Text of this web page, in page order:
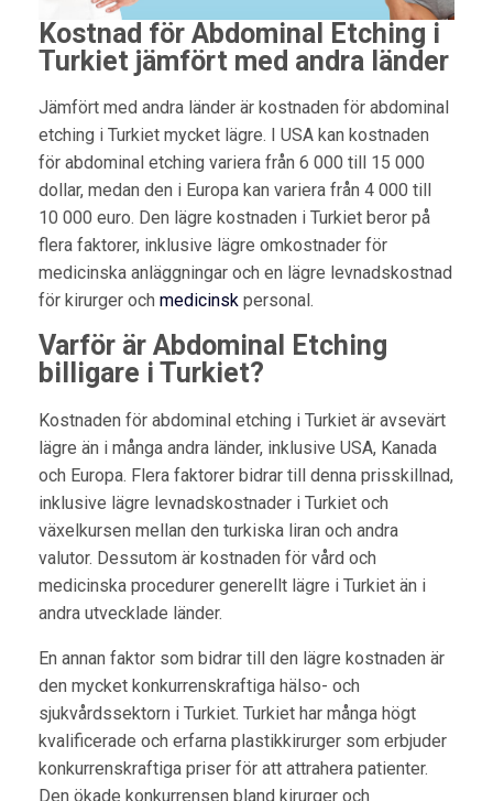
Kostnad för Abdominal Etching i
Turkiet jämfört med andra länder
Jämfört med andra länder är kostnaden för abdominal
etching i Turkiet mycket lägre. I USA kan kostnaden
för abdominal etching variera från 6 000 till 15 000
dollar, medan den i Europa kan variera från 4 000 till
10 000 euro. Den lägre kostnaden i Turkiet beror på
flera faktorer, inklusive lägre omkostnader för
medicinska anläggningar och en lägre levnadskostnad
för kirurger och medicinskpersonal.
Varför är Abdominal Etching
billigare i Turkiet?
Kostnaden för abdominal etching i Turkiet är avsevärt
lägre än i många andra länder, inklusive USA, Kanada
och Europa. Flera faktorer bidrar till denna prisskillnad,
inklusive lägre levnadskostnader i Turkiet och
växelkursen mellan den turkiska liran och andra
valutor. Dessutom är kostnaden för vård och
medicinska procedurer generellt lägre i Turkiet än i
andra utvecklade länder.
En annan faktor som bidrar till den lägre kostnaden är
den mycket konkurrenskraftiga hälso- och
sjukvårdssektorn i Turkiet. Turkiet har många högt
kvalificerade och erfarna plastikkirurger som erbjuder
konkurrenskraftiga priser för att attrahera patienter.
Den ökade konkurrensen bland kirurger och